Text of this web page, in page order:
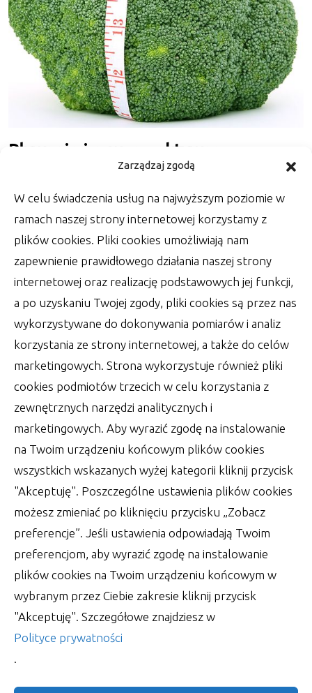
Zarządzaj zgodą
W celu świadczenia usług na najwyższym poziomie w
ramach naszej strony internetowej korzystamy z
plików cookies. Pliki cookies umożliwiają nam
zapewnienie prawidłowego działania naszej strony
internetowej oraz realizację podstawowych jej funkcji,
a po uzyskaniu Twojej zgody, pliki cookies są przez nas
wykorzystywane do dokonywania pomiarów i analiz
korzystania ze strony internetowej, a także do celów
marketingowych. Strona wykorzystuje również pliki
cookies podmiotów trzecich w celu korzystania z
zewnętrznych narzędzi analitycznych i
marketingowych. Aby wyrazić zgodę na instalowanie
na Twoim urządzeniu końcowym plików cookies
wszystkich wskazanych wyżej kategorii kliknij przycisk
"Akceptuję". Poszczególne ustawienia plików cookies
możesz zmieniać po kliknięciu przycisku „Zobacz
preferencje”. Jeśli ustawienia odpowiadają Twoim
preferencjom, aby wyrazić zgodę na instalowanie
plików cookies na Twoim urządzeniu końcowym w
wybranym przez Ciebie zakresie kliknij przycisk
"Akceptuję". Szczegółowe znajdziesz w
Polityce prywatności
.
Pływanie i rower – aktywna
Dbanie o formę o kondycję fizyczną zazwyczaj
niezwykle błyskawicznie rozpoczyna przynosić
zdumiewające rezultaty. Nie
autor:Lucjan 30 czerwca 2022
Figura – jak ćwiczyć, aby
odpowiednio wyglądać?
Już chociażby dla zapewnienia sobie kapitalnej
sportów. Choć nie